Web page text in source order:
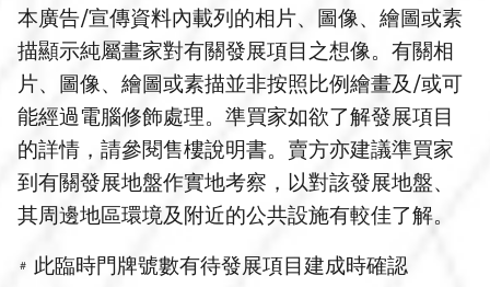
本廣告/宣傳資料內載列的相片、圖像、繪圖或素
描顯示純屬畫家對有關發展項目之想像。有關相
片、圖像、繪圖或素描並非按照比例繪畫及/或可
能經過電腦修飾處理。準買家如欲了解發展項目
的詳情，請參閱售樓說明書。賣方亦建議準買家
到有關發展地盤作實地考察，以對該發展地盤、
其周邊地區環境及附近的公共設施有較佳了解。
＃
此臨時門牌號數有待發展項目建成時確認